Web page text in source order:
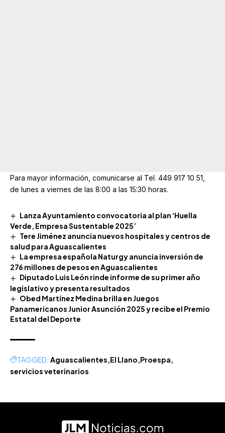
Para mayor información, comunicarse al Tel. 449 917 10 51,
de lunes a viernes de las 8:00 a las 15:30 horas.
Lanza Ayuntamiento convocatoria al plan ‘Huella
Verde, Empresa Sustentable 2025’
Tere Jiménez anuncia nuevos hospitales y centros de
salud para Aguascalientes
La empresa española Naturgy anuncia inversión de
276 millones de pesos en Aguascalientes
Diputado Luis León rinde informe de su primer año
legislativo y presenta resultados
Obed Martínez Medina brilla en Juegos
Panamericanos Junior Asunción 2025 y recibe el Premio
Estatal del Deporte
TAGGED: Aguascalientes El Llano Proespa
servicios veterinarios